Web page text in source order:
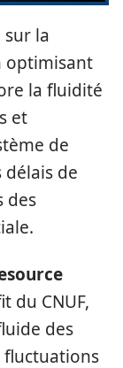
sur la
optimisant
la fluidité
et
de
de
des
du CNUF,
des
fluctuations